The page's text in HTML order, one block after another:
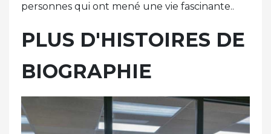
personnes qui ont mené une vie fascinante..
PLUS D'HISTOIRES DE
BIOGRAPHIE